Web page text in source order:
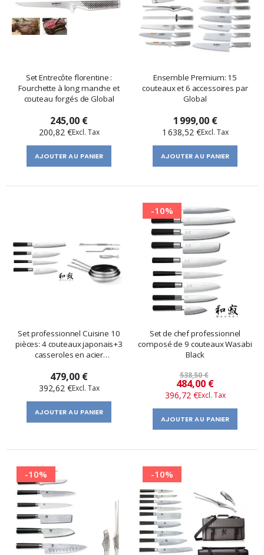
Set Entrecôte florentine :
Fourchette à long manche et
couteau forgés de Global
245,00 €
200,82 €
AJOUTER AU PANIER
Ensemble Premium: 15
couteaux et 6 accessoires par
Global
1 999,00 €
1 638,52 €
AJOUTER AU PANIER
Set professionnel Cuisine 10
pièces: 4 couteaux japonais+3
casseroles en acier
479,00 €
392,62 €
AJOUTER AU PANIER
-10%
Set de chef professionnel
composé de 9 couteaux Wasabi
Black
538,50 €
Prix
spécial
484,00 €
396,72 €
AJOUTER AU PANIER
-10% -10%